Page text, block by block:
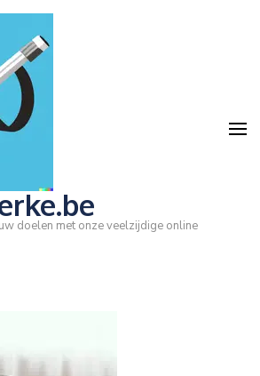
doelen met onze veelzijdige online